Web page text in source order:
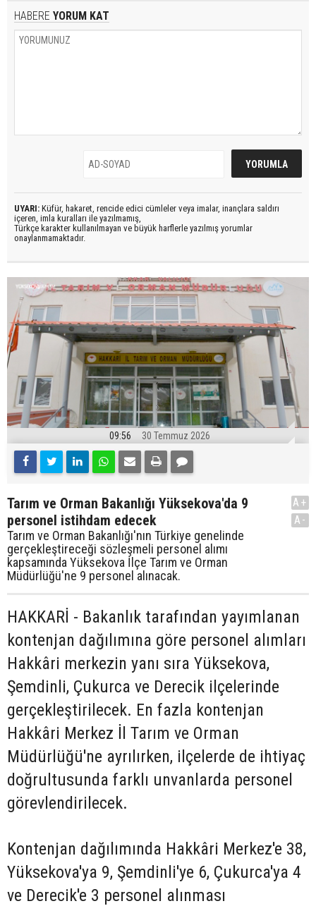
HABERE YORUM KAT
UYARI: Küfür, hakaret, rencide edici cümleler veya imalar, inançlara saldırı
içeren, imla kuralları ile yazılmamış,
Türkçe karakter kullanılmayan ve büyük harflerle yazılmış yorumlar
onaylanmamaktadır.
09:56 30 Temmuz 2026
Tarım ve Orman Bakanlığı Yüksekova'da 9
personel istihdam edecek
Tarım ve Orman Bakanlığı'nın Türkiye genelinde
gerçekleştireceği sözleşmeli personel alımı
kapsamında Yüksekova İlçe Tarım ve Orman
Müdürlüğü'ne 9 personel alınacak.
A+
A-
HAKKARİ - Bakanlık tarafından yayımlanan
kontenjan dağılımına göre personel alımları
Hakkâri merkezin yanı sıra Yüksekova,
Şemdinli, Çukurca ve Derecik ilçelerinde
gerçekleştirilecek. En fazla kontenjan
Hakkâri Merkez İl Tarım ve Orman
Müdürlüğü'ne ayrılırken, ilçelerde de ihtiyaç
doğrultusunda farklı unvanlarda personel
görevlendirilecek.
Kontenjan dağılımında Hakkâri Merkez'e 38,
Yüksekova'ya 9, Şemdinli'ye 6, Çukurca'ya 4
ve Derecik'e 3 personel alınması